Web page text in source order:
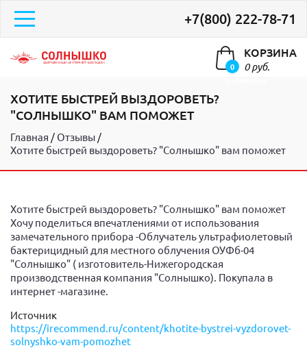
+7(800) 222-78-71
0
КОРЗИНА
0 руб.
ХОТИТЕ БЫСТРЕЙ ВЫЗДОРОВЕТЬ?
"СОЛНЫШКО" ВАМ ПОМОЖЕТ
Главная
Отзывы
Хотите быстрей выздороветь? "Солнышко" вам поможет
Хотите быстрей выздороветь? "Солнышко" вам поможет
Хочу поделиться впечатлениями от использования
замечательного прибора -Облучатель ультрафиолетовый
бактерицидный для местного облучения ОУФб-04
"Солнышко" ( изготовитель-Нижегородская
производственная компания "Солнышко). Покупала в
интернет -магазине.
Источник
https://irecommend.ru/content/khotite-bystrei-vyzdorovet-
solnyshko-vam-pomozhet